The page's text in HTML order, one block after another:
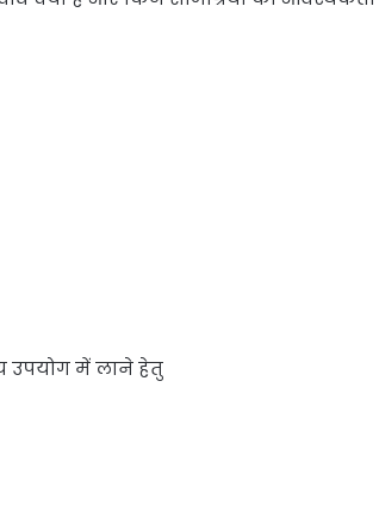
उपयोग में लाने हेतु